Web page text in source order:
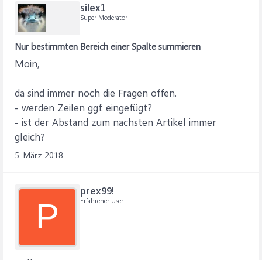
silex1
Super-Moderator
Nur bestimmten Bereich einer Spalte summieren
Moin,
da sind immer noch die Fragen offen.
- werden Zeilen ggf. eingefügt?
- ist der Abstand zum nächsten Artikel immer
gleich?
5. März 2018
P
prex99!
Erfahrener User